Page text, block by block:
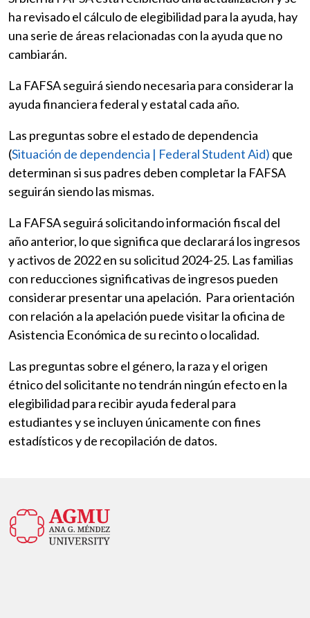
ha revisado el cálculo de elegibilidad para la ayuda, hay
una serie de áreas relacionadas con la ayuda que no
cambiarán.
La FAFSA seguirá siendo necesaria para considerar la
ayuda financiera federal y estatal cada año.
Las preguntas sobre el estado de dependencia
(Situación de dependencia | Federal Student Aid) que
determinan si sus padres deben completar la FAFSA
seguirán siendo las mismas.
La FAFSA seguirá solicitando información fiscal del
año anterior, lo que significa que declarará los ingresos
y activos de 2022 en su solicitud 2024-25. Las familias
con reducciones significativas de ingresos pueden
considerar presentar una apelación. Para orientación
con relación a la apelación puede visitar la oficina de
Asistencia Económica de su recinto o localidad.
Las preguntas sobre el género, la raza y el origen
étnico del solicitante no tendrán ningún efecto en la
elegibilidad para recibir ayuda federal para
estudiantes y se incluyen únicamente con fines
estadísticos y de recopilación de datos.